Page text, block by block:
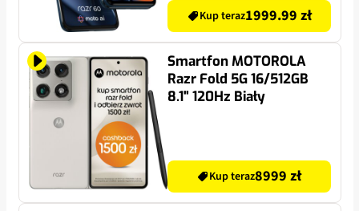
Kup teraz1999.99 zł
Smartfon MOTOROLA
Razr Fold 5G 16/512GB
8.1" 120Hz Biały
Kup teraz8999 zł